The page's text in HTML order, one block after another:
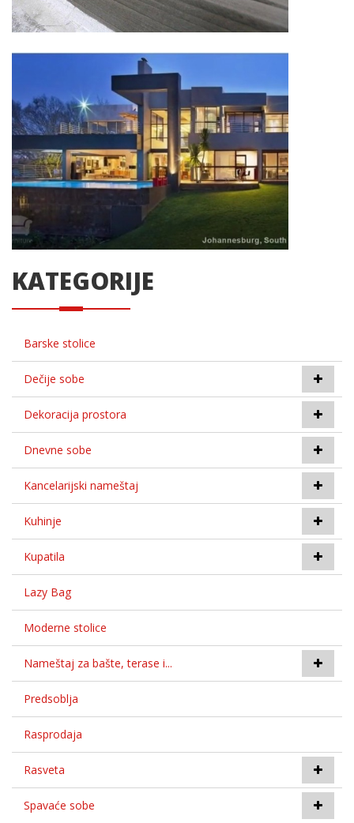
KATEGORIJE
Barske stolice
Dečije sobe
Dekoracija prostora
Dnevne sobe
Kancelarijski nameštaj
Kuhinje
Kupatila
Lazy Bag
Moderne stolice
Nameštaj za bašte, terase i...
Predsoblja
Rasprodaja
Rasveta
Spavaće sobe